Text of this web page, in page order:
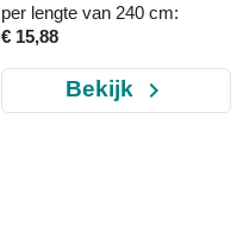
per lengte van 240 cm:
€ 15,88
Bekijk navigate_next